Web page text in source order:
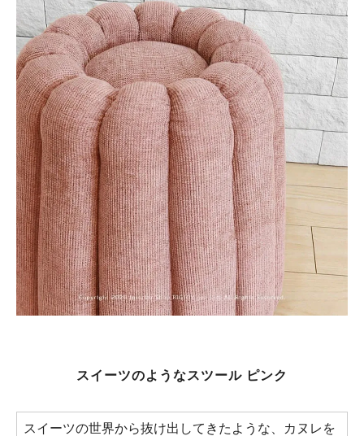
スイーツのようなスツール ピンク
スイーツの世界から抜け出してきたような、カヌレを